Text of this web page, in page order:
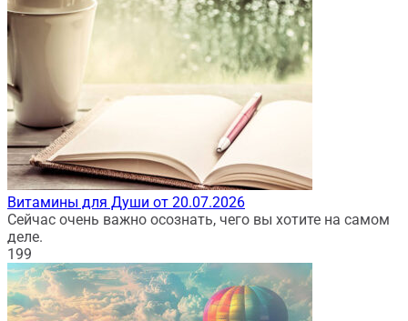
Витамины для Души от 20.07.2026
Сейчас очень важно осознать, чего вы хотите на самом
деле.
199